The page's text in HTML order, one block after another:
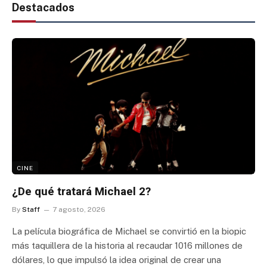
Destacados
CINE
¿De qué tratará Michael 2?
By Staff 7 agosto, 2026
La película biográfica de Michael se convirtió en la biopic
más taquillera de la historia al recaudar 1016 millones de
dólares, lo que impulsó la idea original de crear una